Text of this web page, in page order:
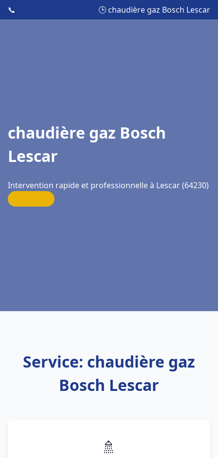
📞 🕒 chaudière gaz Bosch Lescar
chaudière gaz Bosch
Lescar
Intervention rapide et professionnelle à Lescar (64230)
Service: chaudière gaz
Bosch Lescar
🚿